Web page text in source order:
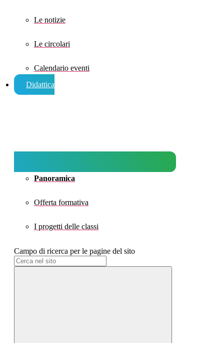
Le notizie
Le circolari
Calendario eventi
Didattica
Panoramica
Offerta formativa
I progetti delle classi
Campo di ricerca per le pagine del sito